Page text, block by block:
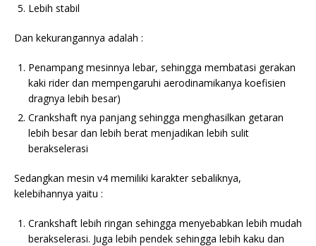
Lebih stabil
Dan kekurangannya adalah :
Penampang mesinnya lebar, sehingga membatasi gerakan
kaki rider dan mempengaruhi aerodinamikanya koefisien
dragnya lebih besar)
Crankshaft nya panjang sehingga menghasilkan getaran
lebih besar dan lebih berat menjadikan lebih sulit
berakselerasi
Sedangkan mesin v4 memiliki karakter sebaliknya,
kelebihannya yaitu :
Crankshaft lebih ringan sehingga menyebabkan lebih mudah
berakselerasi. Juga lebih pendek sehingga lebih kaku dan